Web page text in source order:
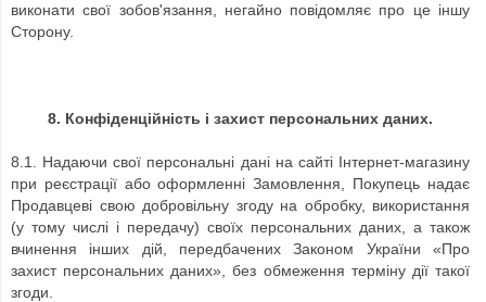
виконати свої зобов'язання, негайно повідомляє про це іншу
Сторону.
8. Конфіденційність і захист персональних даних.
8.1. Надаючи свої персональні дані на сайті Інтернет-магазину
при реєстрації або оформленні Замовлення, Покупець надає
Продавцеві свою добровільну згоду на обробку, використання
(у тому числі і передачу) своїх персональних даних, а також
вчинення інших дій, передбачених Законом України «Про
захист персональних даних», без обмеження терміну дії такої
згоди.